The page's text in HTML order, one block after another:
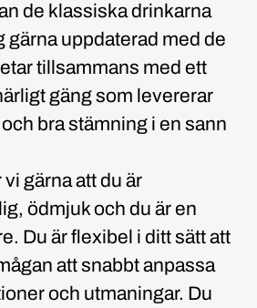
de klassiska drinkarna
gärna uppdaterad med de
tillsammans med ett
gäng som levererar
bra stämning i en sann
gärna att du är
ödmjuk och du är en
Du är flexibel i ditt sätt att
att snabbt anpassa
och utmaningar. Du